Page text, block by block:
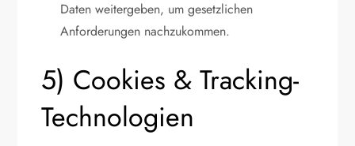
Daten weitergeben, um gesetzlichen
Anforderungen nachzukommen.
5) Cookies & Tracking-
Technologien